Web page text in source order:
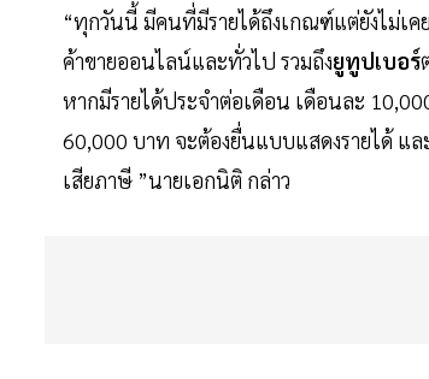
“ทุกวันนี้ มีคนที่มีรายได้ถึงเกณฑ์แต่ยังไม่เ
ค้าขายออนไลน์และทั่วไป รวมถึงยูทูปเบอร์
หากมีรายได้ประจำต่อเดือน เดือนละ
60,000 บาท จะต้องยื่นแบบแสดงรายได้ แ
เสียภาษี ”นายเอกนิติ กล่าว